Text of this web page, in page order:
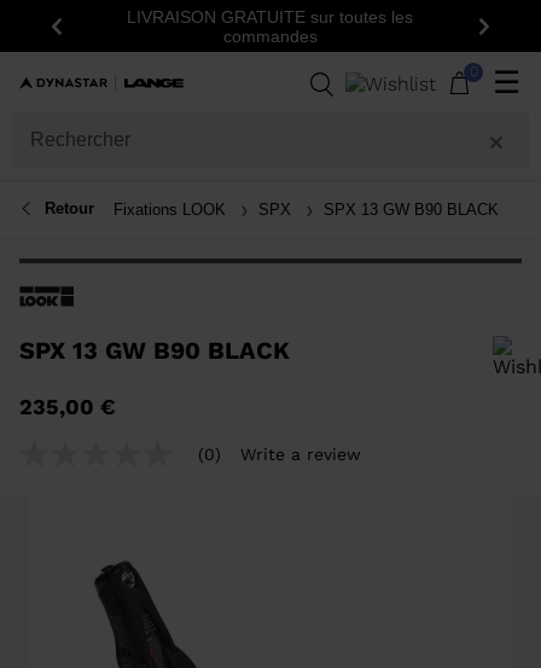
Précédent
LIVRAISON GRATUITE sur toutes les
commandes
0 ☰
Retour Fixations LOOK SPX SPX 13 GW B90 BLACK
SPX 13 GW B90 BLACK
taille
235,00 €
(0) Write a review